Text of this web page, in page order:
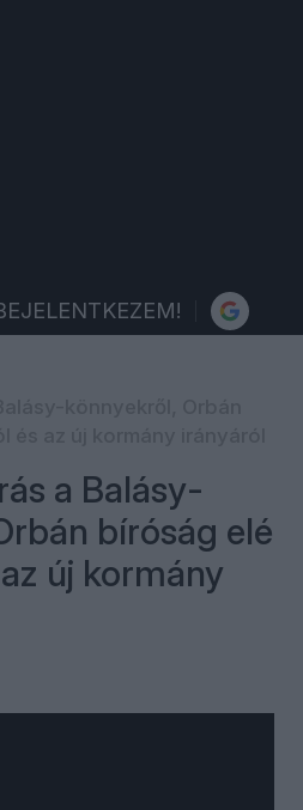
a Balásy-
bíróság elé
új kormány